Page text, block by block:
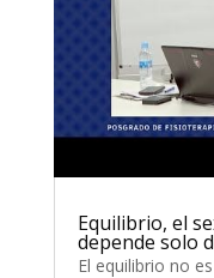
Equilibrio, el
depende solo
El equilibrio no